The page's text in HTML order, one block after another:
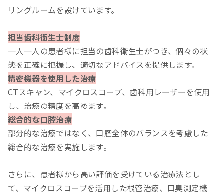
リングルームを設けています。
担当歯科衛生士制度
一人一人の患者様に担当の歯科衛生士がつき、個々の状
態を正確に把握し、適切なアドバイスを提供します。
精密機器を使用した治療
CTスキャン、マイクロスコープ、歯科用レーザーを使用
し、治療の精度を高めます。
総合的な口腔治療
部分的な治療ではなく、口腔全体のバランスを考慮した
総合的な治療を実施します。
さらに、患者様から高い評価を受けている治療法とし
て、マイクロスコープを活用した根管治療、口臭測定機